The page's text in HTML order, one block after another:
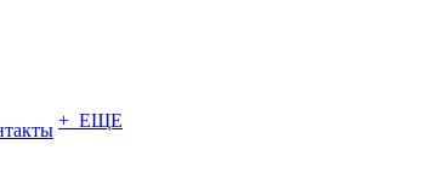
+ ЕЩЕ